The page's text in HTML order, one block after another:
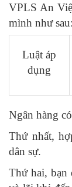
VPLS An
mình như sau:
Luật áp
dụng
Ngân hàng
Thứ nhất,
dân sự.
Thứ hai, bạn